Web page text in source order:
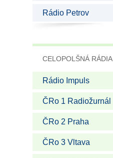
Rádio Petrov
CELOPOLŠNÁ RÁDIA
Rádio Impuls
ČRo 1 Radiožurnál
ČRo 2 Praha
ČRo 3 Vltava